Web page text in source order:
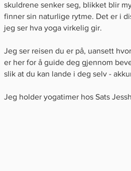
skuldrene senker seg, blikket blir
finner sin naturlige rytme. Det er i
jeg ser hva yoga virkelig gir.
Jeg ser reisen du er på, uansett
er her for å guide deg gjennom
slik at du kan lande i deg selv -
Jeg holder yogatimer hos Sats